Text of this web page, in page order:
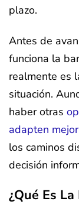
plazo.
Antes de
funciona la
realmente es
situación.
haber otras
adapten
los caminos
decisión
¿Qué Es